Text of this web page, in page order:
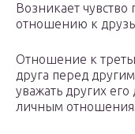
Возникает чувство
отношению к
Отношение к
друга перед
уважать других
личным